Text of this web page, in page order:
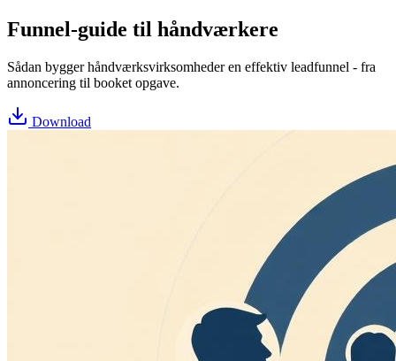
Funnel-guide til håndværkere
Sådan bygger håndværksvirksomheder en effektiv leadfunnel - fra
annoncering til booket opgave.
Download